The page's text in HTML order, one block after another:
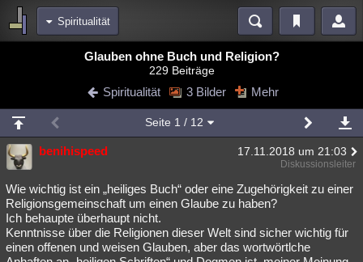
Spiritualität
Blogs Videos
Chat Wiki Neuigkeiten
meine Rubriken
Menschen Wissenschaft Mystery Kriminalfälle
Spiritualität Verschwörungen Technologie Ufologie
Natur Umfragen Unterhaltung
weitere Rubriken
Glauben ohne Buch und Religion?
229 Beiträge
Spiritualität 3 Bilder Mehr
Seite 1 / 12
benihispeed 17.11.2018 um 21:03
Diskussionsleiter
Wie wichtig ist ein „heiliges Buch“ oder eine Zugehörigkeit zu einer
Religionsgemeinschaft um einen Glaube zu haben?
Ich behaupte überhaupt nicht.
Kenntnisse über die Religionen dieser Welt sind sicher wichtig für
einen offenen und weisen Glauben, aber das wortwörtlche